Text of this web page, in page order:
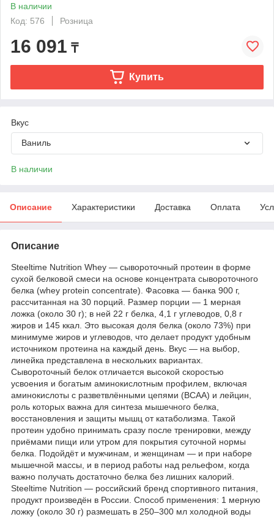
В наличии
Код: 576
Розница
16 091 ₸
Купить
Вкус
Ваниль
В наличии
Описание Характеристики Доставка Оплата
Описание
Steeltime Nutrition Whey — сывороточный протеин в форме
сухой белковой смеси на основе концентрата сывороточного
белка (whey protein concentrate). Фасовка — банка 900 г,
рассчитанная на 30 порций. Размер порции — 1 мерная
ложка (около 30 г); в ней 22 г белка, 4,1 г углеводов, 0,8 г
жиров и 145 ккал. Это высокая доля белка (около 73%) при
минимуме жиров и углеводов, что делает продукт удобным
источником протеина на каждый день. Вкус — на выбор,
линейка представлена в нескольких вариантах.
Сывороточный белок отличается высокой скоростью
усвоения и богатым аминокислотным профилем, включая
аминокислоты с разветвлёнными цепями (BCAA) и лейцин,
роль которых важна для синтеза мышечного белка,
восстановления и защиты мышц от катаболизма. Такой
протеин удобно принимать сразу после тренировки, между
приёмами пищи или утром для покрытия суточной нормы
белка. Подойдёт и мужчинам, и женщинам — и при наборе
мышечной массы, и в период работы над рельефом, когда
важно получать достаточно белка без лишних калорий.
Steeltime Nutrition — российский бренд спортивного питания,
продукт произведён в России. Способ применения: 1 мерную
ложку (около 30 г) размешать в 250–300 мл холодной воды